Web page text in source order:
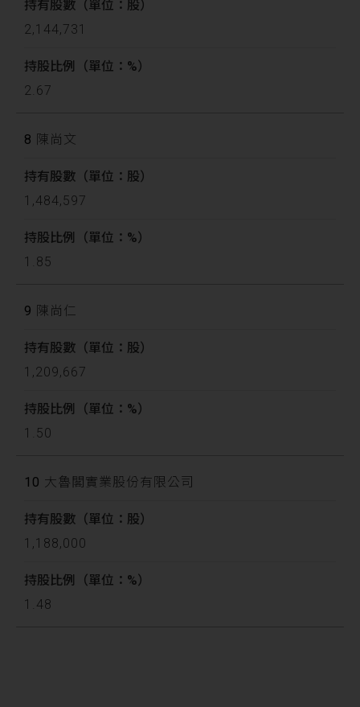
2,144,731
2.67
8 陳尚文
1,484,597
1.85
9 陳尚仁
1,209,667
1.50
10 大魯閣實業股份有限公司
1,188,000
1.48